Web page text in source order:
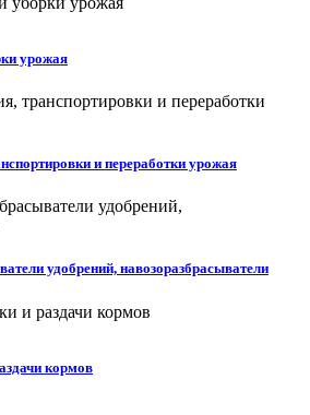
урожая
и переработки урожая
удобрений, навозоразбрасыватели
кормов